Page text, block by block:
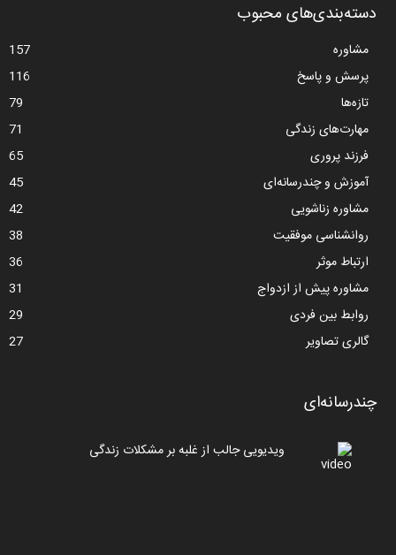
دسته‌بندی‌های محبوب
مشاوره
157
پرسش و پاسخ
116
تازه‌ها
79
مهارت‌های زندگی
71
فرزند پروری
65
آموزش و چندرسانه‌ای
45
مشاوره زناشویی
42
روانشناسی موفقیت
38
ارتباط موثر
36
مشاوره پیش از ازدواج
31
روابط بین فردی
29
گالری تصاویر
27
چندرسانه‌ای
ویدیویی جالب از غلبه بر مشکلات زندگی